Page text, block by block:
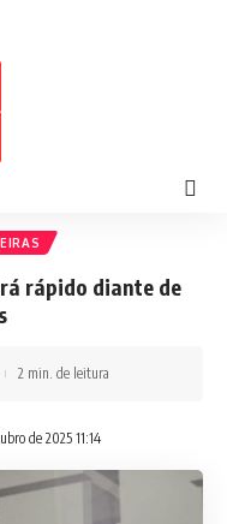
rápido diante de
de 2025 11:14
2 min. de leitura